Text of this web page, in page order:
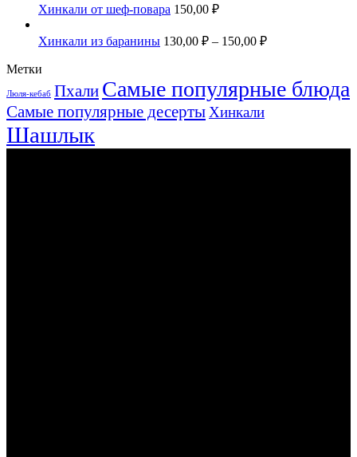
Хинкали от шеф-повара 150,00 ₽
Хинкали из баранины 130,00 ₽ – 150,00 ₽
Метки
Люля-кебаб Пхали Самые популярные блюда
Самые популярные десерты Хинкали
Шашлык